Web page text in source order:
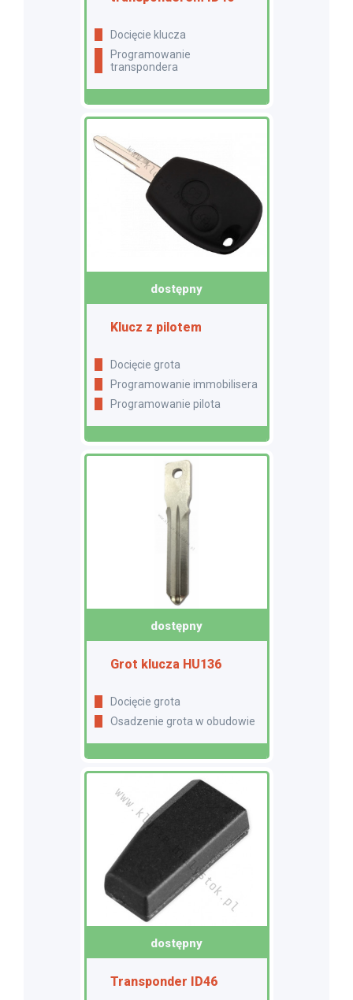
docięcie klucza
programowanie
transpondera
dostępny
Klucz z pilotem
Docięcie grota
Programowanie immobilisera
Programowanie pilota
dostępny
Grot klucza HU136
Docięcie grota
Osadzenie grota w obudowie
dostępny
Transponder ID46